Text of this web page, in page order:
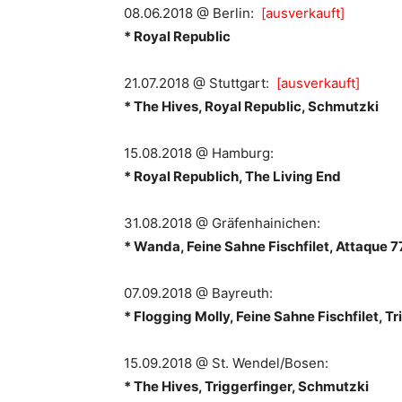
08.06.2018 @ Berlin: [ausverkauft]
* Royal Republic
21.07.2018 @ Stuttgart: [ausverkauft]
* The Hives, Royal Republic, Schmutzki
15.08.2018 @ Hamburg:
* Royal Republich, The Living End
31.08.2018 @ Gräfenhainichen:
* Wanda, Feine Sahne Fischfilet, Attaque
07.09.2018 @ Bayreuth:
* Flogging Molly, Feine Sahne Fischfilet,
15.09.2018 @ St. Wendel/Bosen:
* The Hives, Triggerfinger, Schmutzki